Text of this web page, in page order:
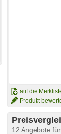
auf die
Produkt
12 Angebote